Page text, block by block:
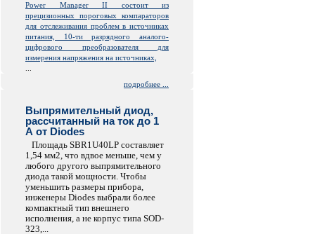
Power Manager II состоит из
прецизионных пороговых компараторов
для отслеживания проблем в источниках
питания, 10-ти разрядного аналого-
цифрового преобразователя для
измерения напряжения на источниках,
подробнее ...
Выпрямительный диод,
рассчитанный на ток до 1
А от Diodes
Площадь SBR1U40LP составляет
1,54 мм2, что вдвое меньше, чем у
любого другого выпрямительного
диода такой мощности. Чтобы
уменьшить размеры прибора,
инженеры Diodes выбрали более
компактный тип внешнего
исполнения, а не корпус типа SOD-
323,...